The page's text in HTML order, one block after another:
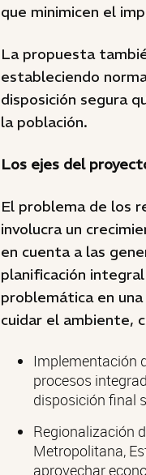
que minimicen el
La propuesta
estableciendo
disposición segura
la población.
Los ejes del
El problema de los
involucra un
en cuenta a las
planificación
problemática en
cuidar el ambiente,
Implementación
procesos
disposición final
Regionalización
Metropolitana,
aprovechar